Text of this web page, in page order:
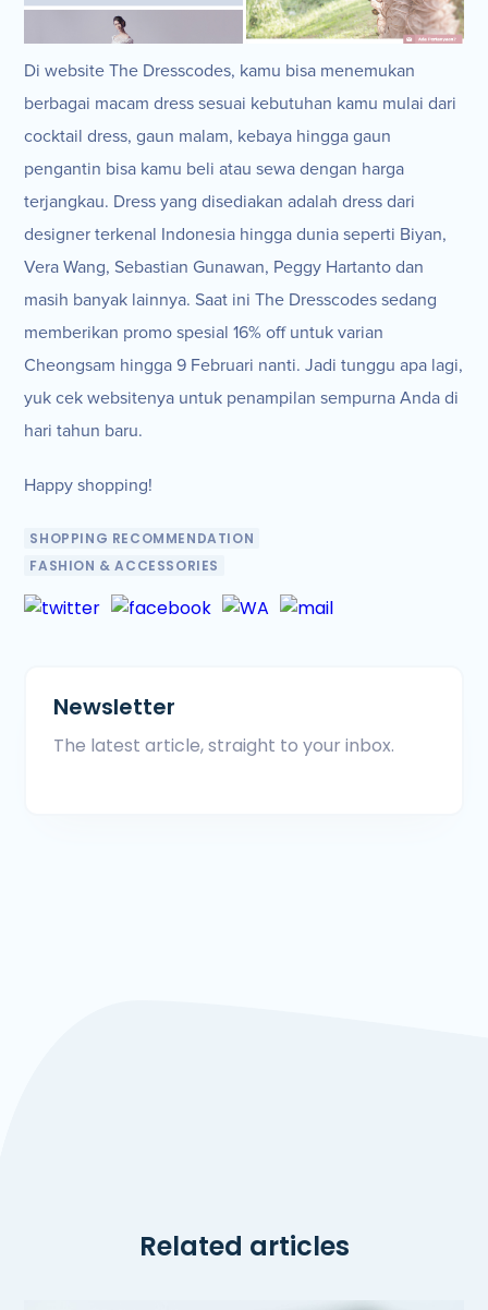
Di website The Dresscodes, kamu bisa menemukan
berbagai macam dress sesuai kebutuhan kamu mulai dari
cocktail dress, gaun malam, kebaya hingga gaun
pengantin bisa kamu beli atau sewa dengan harga
terjangkau. Dress yang disediakan adalah dress dari
designer terkenal Indonesia hingga dunia seperti Biyan,
Vera Wang, Sebastian Gunawan, Peggy Hartanto dan
masih banyak lainnya. Saat ini The Dresscodes sedang
memberikan promo spesial 16% off untuk varian
Cheongsam hingga 9 Februari nanti. Jadi tunggu apa lagi,
yuk cek websitenya untuk penampilan sempurna Anda di
hari tahun baru.
Happy shopping!
SHOPPING RECOMMENDATION
FASHION & ACCESSORIES
Newsletter
The latest article, straight to your inbox.
Related articles